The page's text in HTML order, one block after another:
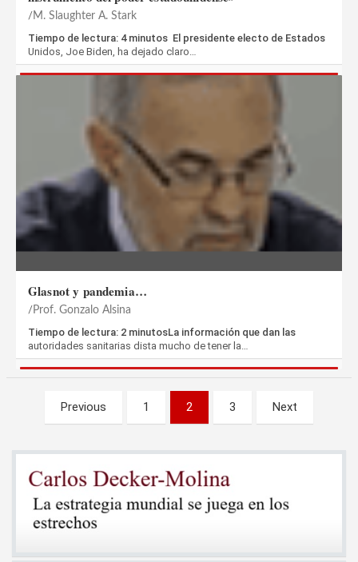
M. Slaughter A. Stark
Tiempo de lectura: 4 minutos El presidente electo de Estados
Unidos, Joe Biden, ha dejado claro…
Glasnot y pandemia…
Prof. Gonzalo Alsina
Tiempo de lectura: 2 minutosLa información que dan las
autoridades sanitarias dista mucho de tener la…
Paginación
entradas
Previous 1 2 3 Next